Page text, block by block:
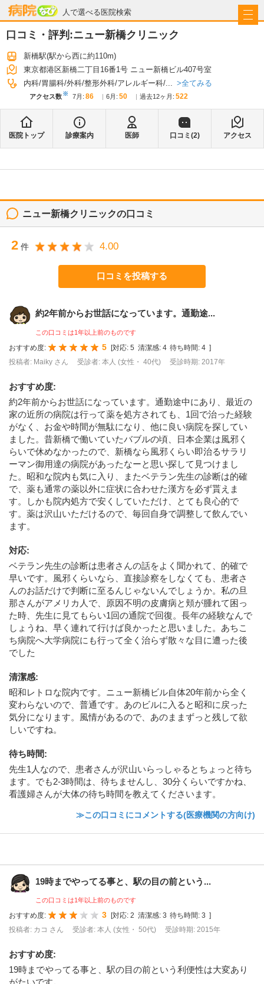
人で選べる医院検索
病院なび
口コミ・評判:ニュー新橋クリニック
新橋駅(駅から西に約110m)
東京都港区新橋二丁目16番1号 ニュー新橋ビル407号室
内科 胃腸科 外科 整形外科 アレルギー科 ... 全てみる
アクセス数※ 7月 : 86 6月 : 50 過去12ヶ月: 522
医院トップ 診療案内 医師 口コミ(2) アクセス
ニュー新橋クリニックの口コミ
2 件 4.00
口コミを投稿する
約2年前からお世話になっています。通勤途...
この口コミは1年以上前のものです
おすすめ度: 5 [対応: 5 清潔感: 4 待ち時間: 4 ]
投稿者: Maiky さん
受診者: 本人 (女性・ 40代) 受診時期: 2017年
おすすめ度:
約2年前からお世話になっています。通勤途中にあり、最近の
家の近所の病院は行って薬を処方されても、1回で治った経験
がなく、お金や時間が無駄になり、他に良い病院を探してい
ました。昔新橋で働いていたバブルの頃、日本企業は風邪く
らいで休めなかったので、新橋なら風邪くらい即治るサラリ
ーマン御用達の病院があったなーと思い探して見つけまし
た。昭和な院内も気に入り、またベテラン先生の診断は的確
で、薬も通常の薬以外に症状に合わせた漢方を必ず貰えま
す。しかも院内処方で安くしていただけ、とても良心的で
す。薬は沢山いただけるので、毎回自身で調整して飲んでい
ます。
対応:
ベテラン先生の診断は患者さんの話をよく聞かれて、的確で
早いです。風邪くらいなら、直接診察をしなくても、患者さ
んのお話だけで判断に至るんじゃないんでしょうか。私の旦
那さんがアメリカ人で、原因不明の皮膚病と頬が腫れて困っ
た時、先生に見てもらい1回の通院で回復。長年の経験なんで
しょうね、早く連れて行けば良かったと思いました。あちこ
ち病院へ大学病院にも行って全く治らず散々な目に遭った後
でした
清潔感:
昭和レトロな院内です。ニュー新橋ビル自体20年前から全く
変わらないので、普通です。あのビルに入ると昭和に戻った
気分になります。風情があるので、あのままずっと残して欲
しいですね。
待ち時間:
先生1人なので、患者さんが沢山いらっしゃるとちょっと待ち
ます。でも2-3時間は、待ちませんし、30分くらいですかね、
看護婦さんが大体の待ち時間を教えてくださいます。
≫この口コミにコメントする(医療機関の方向け)
19時までやってる事と、駅の目の前という...
この口コミは1年以上前のものです
おすすめ度: 3 対応: 2 清潔感: 3 待ち時間: 3
投稿者: カコ さん
受診者: 本人 (女性・ 50代) 受診時期: 2015年
おすすめ度:
19時までやってる事と、駅の目の前という利便性は大変あり